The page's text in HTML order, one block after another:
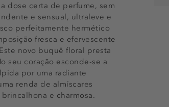
dose certa de perfume, sem
e sensual, ultraleve e
perfeitamente hermético
fresca e efervescente
novo buquê floral presta
seu coração esconde-se a
por uma radiante
renda de almíscares
e charmosa.